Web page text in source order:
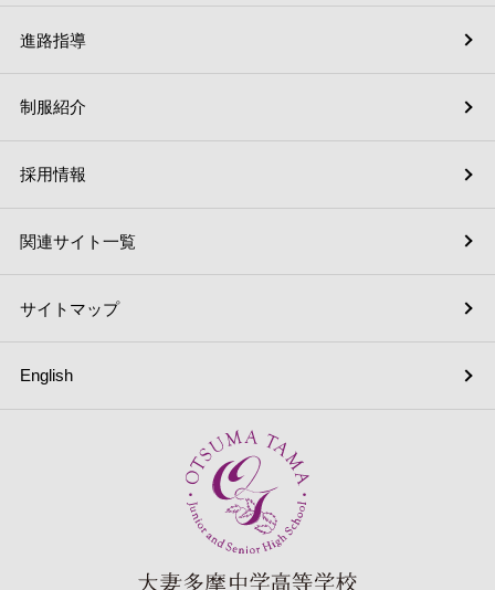
採用情報
English
進路指導
関連サイト一覧
制服紹介
サイトマップ